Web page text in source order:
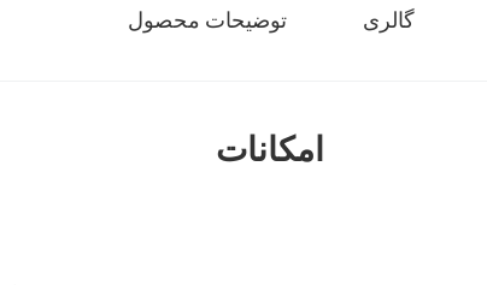
گالری توضیحات محصول
امکانات